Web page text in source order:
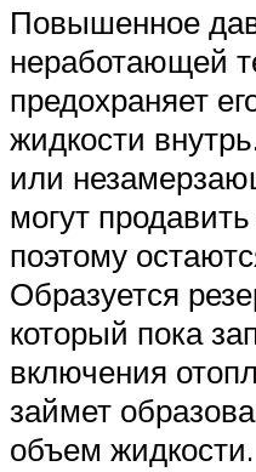
Повышенное
неработающей
предохраняет
жидкости
или
могут
поэтому
Образуется
который пока
включения
займет
объем жидкости.